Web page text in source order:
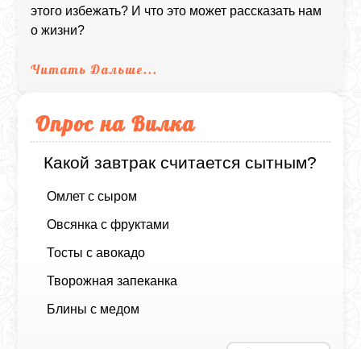
этого избежать? И что это может рассказать нам
о жизни?
Читать Дальше...
Опрос на Вилка
Какой завтрак считается сытным?
Омлет с сыром
Овсянка с фруктами
Тосты с авокадо
Творожная запеканка
Блины с медом